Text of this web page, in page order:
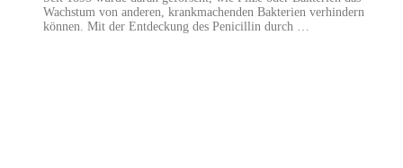
Wachstum von anderen, krankmachenden Bakterien verhindern
können. Mit der Entdeckung des Penicillin durch …